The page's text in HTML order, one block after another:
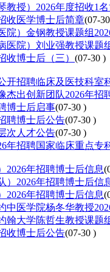
授）2026年度招收1
收医学博士后简章(07-
）金钢教授课题组
医院）刘业强教授课题
收博士后（三） (07-30 )
开招聘临床及医技科室
出创新团队2026年招
博士后启事(07-30 )
聘博士后公告(07-30 )
次人才公告(07-30 )
年招聘国家临床重点专
2026年招聘博士后信息
）2026年招聘博士后信
2026年招聘博士后信息
医学院杨冬华教授
大学陈哲生教授课题
收博士后公告(07-30 )